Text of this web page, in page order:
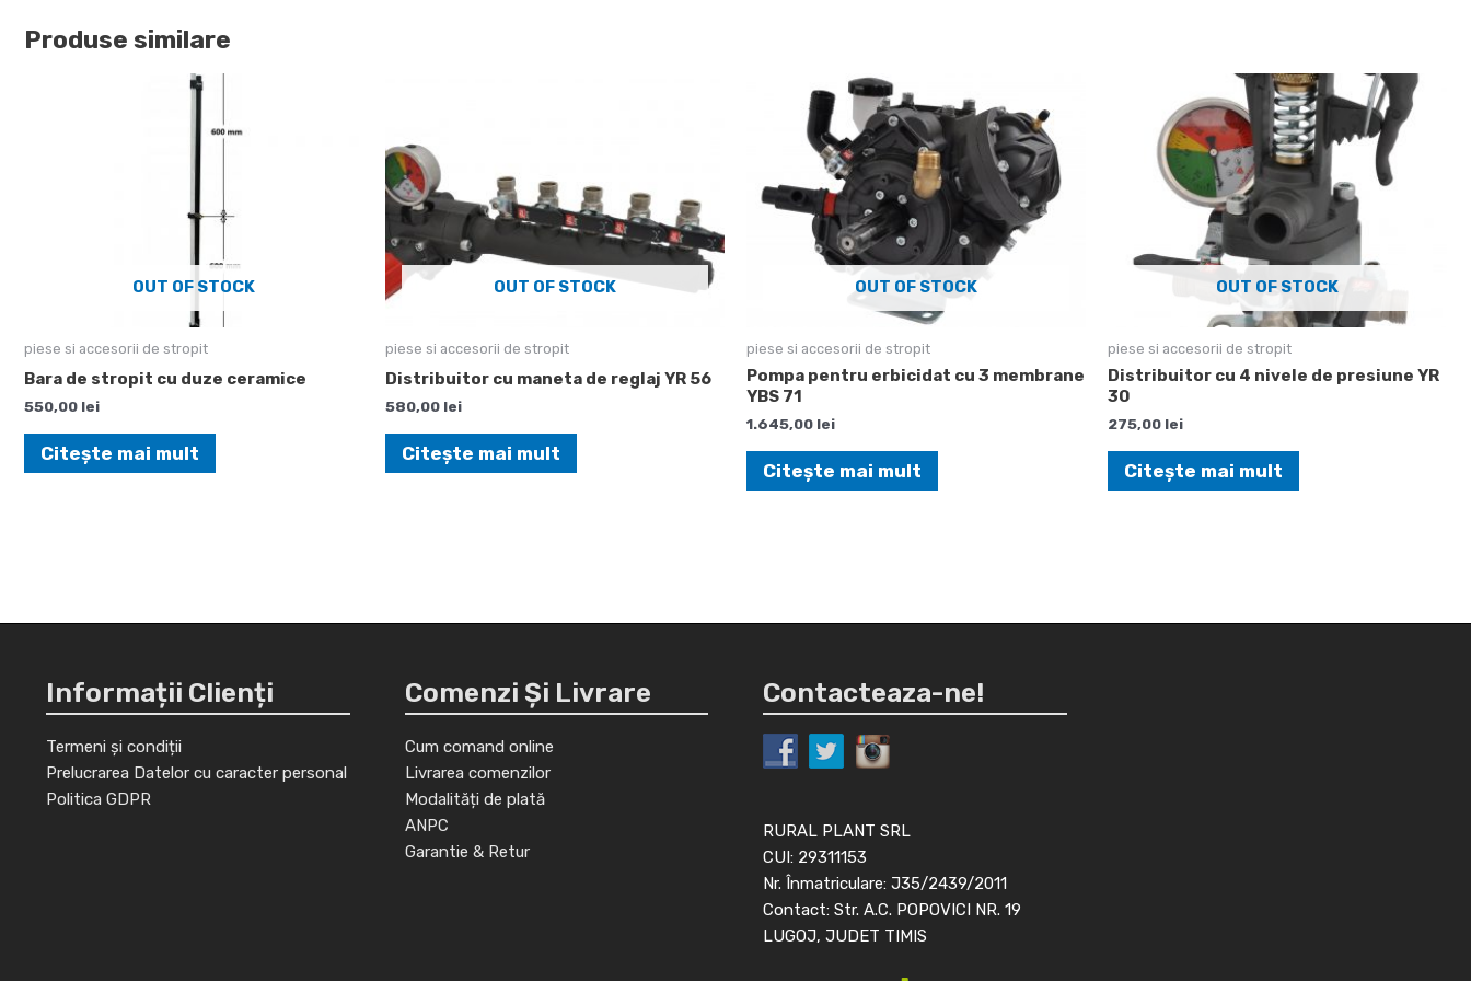
Produse similare
OUT OF STOCK
piese si accesorii de stropit
Bara de stropit cu duze ceramice
550,00 lei
Citește mai mult
OUT OF STOCK
piese si accesorii de stropit
Distribuitor cu maneta de reglaj YR 56
580,00 lei
Citește mai mult
OUT OF STOCK
piese si accesorii de stropit
Pompa pentru erbicidat cu 3 membrane
YBS 71
1.645,00 lei
Citește mai mult
OUT OF STOCK
piese si accesorii de stropit
Distribuitor cu 4 nivele de presiune YR
30
275,00 lei
Citește mai mult
Informații Clienți
Termeni și condiții
Prelucrarea Datelor cu caracter personal
Politica GDPR
Comenzi Și Livrare
Cum comand online
Livrarea comenzilor
Modalități de plată
ANPC
Garantie & Retur
Contacteaza-ne!
RURAL PLANT SRL
CUI: 29311153
Nr. Înmatriculare: J35/2439/2011
Contact: Str. A.C. POPOVICI NR. 19
LUGOJ, JUDET TIMIS